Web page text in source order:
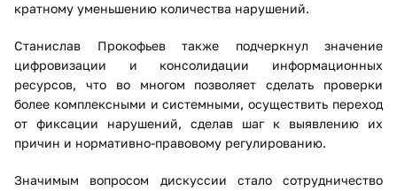
кратному уменьшению количества нарушений.
Станислав Прокофьев также подчеркнул значение
цифровизации и консолидации информационных
ресурсов, что во многом позволяет сделать проверки
более комплексными и системными, осуществить переход
от фиксации нарушений, сделав шаг к выявлению их
причин и нормативно-правовому регулированию.
Значимым вопросом дискуссии стало сотрудничество